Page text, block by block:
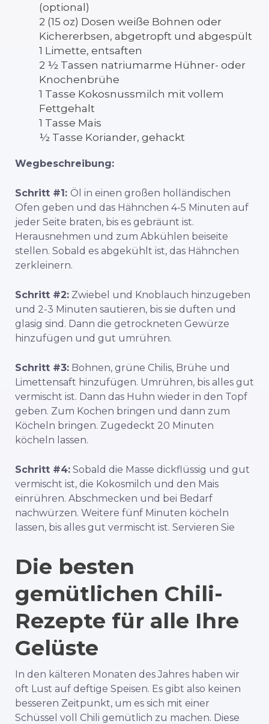
(optional)
2 (15 oz) Dosen weiße Bohnen oder
Kichererbsen, abgetropft und abgespült
1 Limette, entsaften
2 ½ Tassen natriumarme Hühner- oder
Knochenbrühe
1 Tasse Kokosnussmilch mit vollem
Fettgehalt
1 Tasse Mais
½ Tasse Koriander, gehackt
Wegbeschreibung:
Schritt #1: Öl in einen großen holländischen
Ofen geben und das Hähnchen 4-5 Minuten auf
jeder Seite braten, bis es gebräunt ist.
Herausnehmen und zum Abkühlen beiseite
stellen. Sobald es abgekühlt ist, das Hähnchen
zerkleinern.
Schritt #2: Zwiebel und Knoblauch hinzugeben
und 2-3 Minuten sautieren, bis sie duften und
glasig sind. Dann die getrockneten Gewürze
hinzufügen und gut umrühren.
Schritt #3: Bohnen, grüne Chilis, Brühe und
Limettensaft hinzufügen. Umrühren, bis alles gut
vermischt ist. Dann das Huhn wieder in den Topf
geben. Zum Kochen bringen und dann zum
Köcheln bringen. Zugedeckt 20 Minuten
köcheln lassen.
Schritt #4: Sobald die Masse dickflüssig und gut
vermischt ist, die Kokosmilch und den Mais
einrühren. Abschmecken und bei Bedarf
nachwürzen. Weitere fünf Minuten köcheln
lassen, bis alles gut vermischt ist. Servieren Sie
Die besten
gemütlichen Chili-
Rezepte für alle Ihre
Gelüste
In den kälteren Monaten des Jahres haben wir
oft Lust auf deftige Speisen. Es gibt also keinen
besseren Zeitpunkt, um es sich mit einer
Schüssel voll Chili gemütlich zu machen. Diese